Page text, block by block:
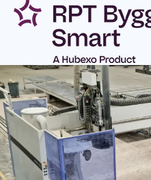
Siirry
sisältöön